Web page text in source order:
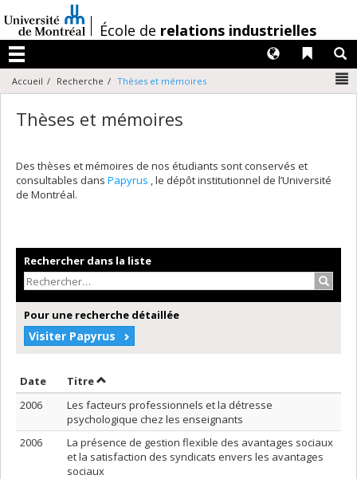
au
contenu
/École de relations industrielles
Menu
Liens
Langues
Accueil Recherche Thèses et mémoires
Thèses et mémoires
Des thèses et mémoires de nos étudiants sont conservés et
consultables dans Papyrus , le dépôt institutionnel de l’Université
de Montréal.
Rechercher dans la liste
Pour une recherche détaillée
Visiter Papyrus
Date Trier par date en ordre décroissant
TitreTrier par titre en ordre décroissant
2006
Les facteurs professionnels et la détresse
psychologique chez les enseignants
2006
La présence de gestion flexible des avantages sociaux
et la satisfaction des syndicats envers les avantages
sociaux